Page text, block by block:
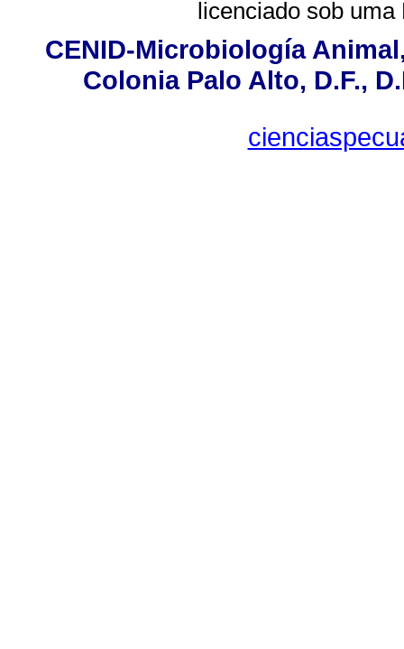
licenciado sob uma
CENID-Microbiología
Colonia Palo Alto, D.F.,